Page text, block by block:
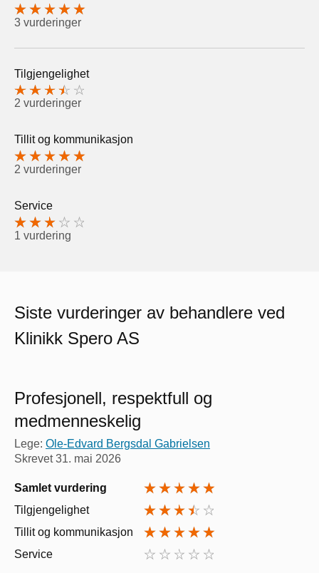
3 vurderinger
Tilgjengelighet
2 vurderinger
Tillit og kommunikasjon
2 vurderinger
Service
1 vurdering
Siste vurderinger av behandlere ved
Klinikk Spero AS
Profesjonell, respektfull og
medmenneskelig
Lege: Ole-Edvard Bergsdal Gabrielsen
Skrevet31. mai 2026
Samlet vurdering
Tilgjengelighet
Tillit og kommunikasjon
Service